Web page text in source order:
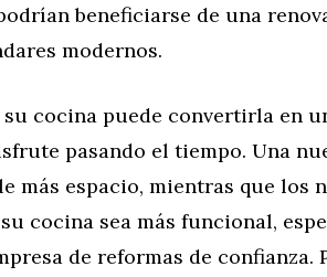
beneficiarse de una
modernos.
cocina puede convertirla en
pasando el tiempo. Una
más espacio, mientras que los
cocina sea más funcional,
de reformas de